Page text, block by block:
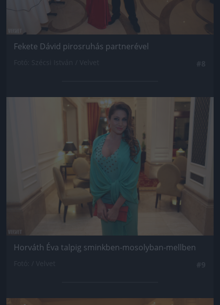
Fekete Dávid pirosruhás partnerével
Jön még kép!
Horváth Éva talpig sminkben-mosolyban-mellben